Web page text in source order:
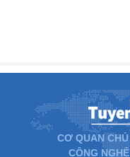
CƠ QUAN
CÔNG